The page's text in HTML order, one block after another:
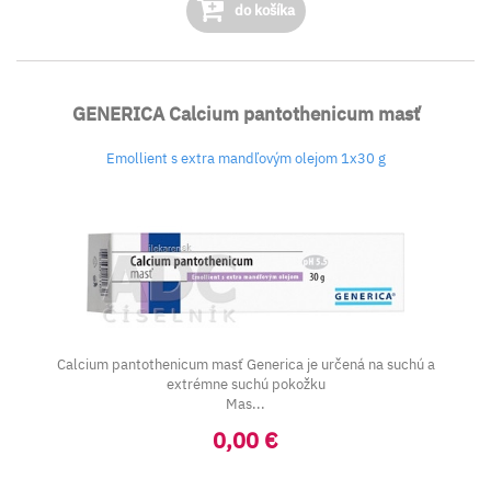
do košíka
GENERICA Calcium pantothenicum masť
Emollient s extra mandľovým olejom 1x30 g
Calcium pantothenicum masť Generica je určená na suchú a
extrémne suchú pokožku
Mas...
0,00 €